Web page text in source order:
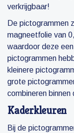
verkrijgbaar!
De pictogrammen
magneetfolie van
waardoor deze
pictogrammen
kleinere
grote
combineren binnen
Kaderkleuren
Bij de